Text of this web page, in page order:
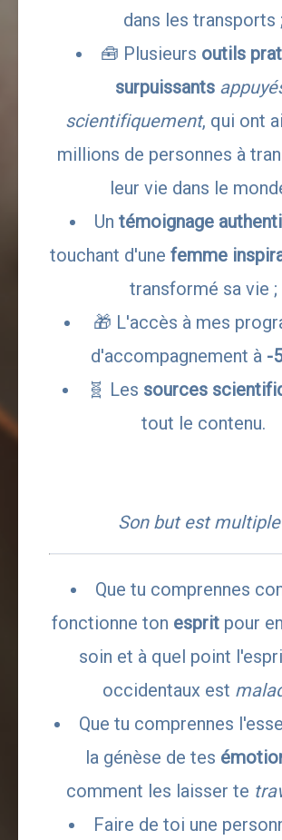
dans les transports ;
🧰 Plusieurs outils
surpuissants
scientifiquement, qui ont
millions de personnes à
leur vie dans le
Un témoignage
touchant d'une femme
transformé sa vie ;
🎁 L'accès à mes
d'accompagnement à -
🧬 Les sources
tout le contenu.
Son but est
Que tu comprennes
fonctionne ton esprit pour
soin et à quel point
occidentaux est
Que tu comprennes
la génèse de tes
comment les laisser te
Faire de toi une